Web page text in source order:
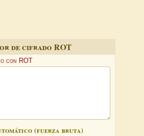
de cifrado ROT
con ROT
(fuerza bruta)